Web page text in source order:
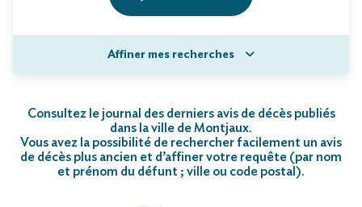
Affiner mes recherches
Consultez le journal des derniers avis de décès publiés
dans la ville de Montjaux.
Vous avez la possibilité de rechercher facilement un avis
de décès plus ancien et d’affiner votre requête (par nom
et prénom du défunt ; ville ou code postal).